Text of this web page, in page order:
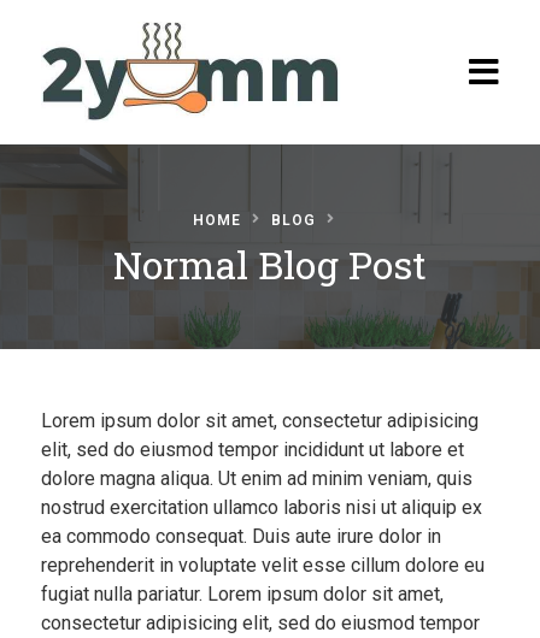
Categories
Burgers
Sauces
Hash
HOME BLOG
Normal Blog Post
Lorem ipsum dolor sit amet, consectetur adipisicing
elit, sed do eiusmod tempor incididunt ut labore et
dolore magna aliqua. Ut enim ad minim veniam, quis
nostrud exercitation ullamco laboris nisi ut aliquip ex
ea commodo consequat. Duis aute irure dolor in
reprehenderit in voluptate velit esse cillum dolore eu
fugiat nulla pariatur. Lorem ipsum dolor sit amet,
consectetur adipisicing elit, sed do eiusmod tempor